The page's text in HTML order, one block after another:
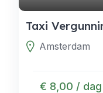
Taxi
Amsterdam
€ 8,00 / dag